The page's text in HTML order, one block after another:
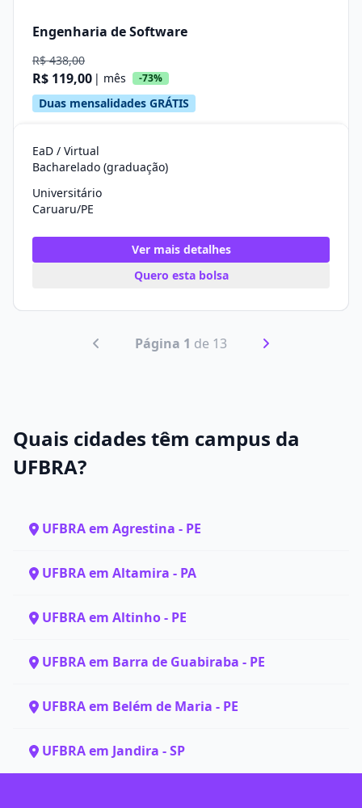
Engenharia de Software
R$ 438,00
R$ 119,00 | mês -73%
Duas mensalidades GRÁTIS
EaD / Virtual
Bacharelado (graduação)
Universitário
Caruaru/PE
Ver mais detalhes
Quero esta bolsa
Página 1 de 13
Quais cidades têm campus da
UFBRA?
UFBRA em Agrestina - PE
UFBRA em Altamira - PA
UFBRA em Altinho - PE
UFBRA em Barra de Guabiraba - PE
UFBRA em Belém de Maria - PE
UFBRA em Jandira - SP